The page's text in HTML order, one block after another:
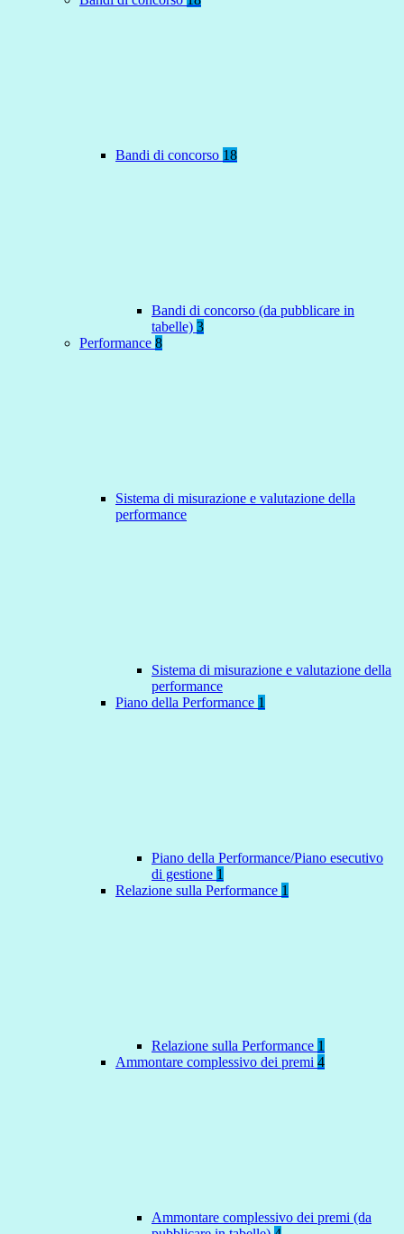
Bandi di concorso 18
Bandi di concorso (da pubblicare in
tabelle) 3
Performance 8
Sistema di misurazione e valutazione della
performance
Sistema di misurazione e valutazione della
performance
Piano della Performance 1
Piano della Performance/Piano esecutivo
di gestione 1
Relazione sulla Performance 1
Relazione sulla Performance 1
Ammontare complessivo dei premi 4
Ammontare complessivo dei premi (da